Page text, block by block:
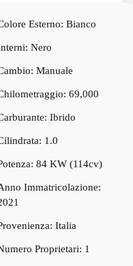
Control
al volante
USBFinanziamenti in
A PARTIRE DA 226.00
SEDE (Richiedi un
test drive
12 MESI
Esterno: Bianco
Nero
Manuale
69,000
Ibrido
1.0
84 KW (114cv)
Immatricolazione:
Italia
Proprietari: 1